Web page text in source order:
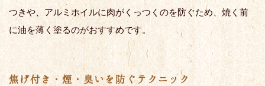
つきや、アルミホイルに肉がくっつくのを防ぐため、焼く前
に油を薄く塗るのがおすすめです。
焦げ付き・煙・臭いを防ぐテクニック